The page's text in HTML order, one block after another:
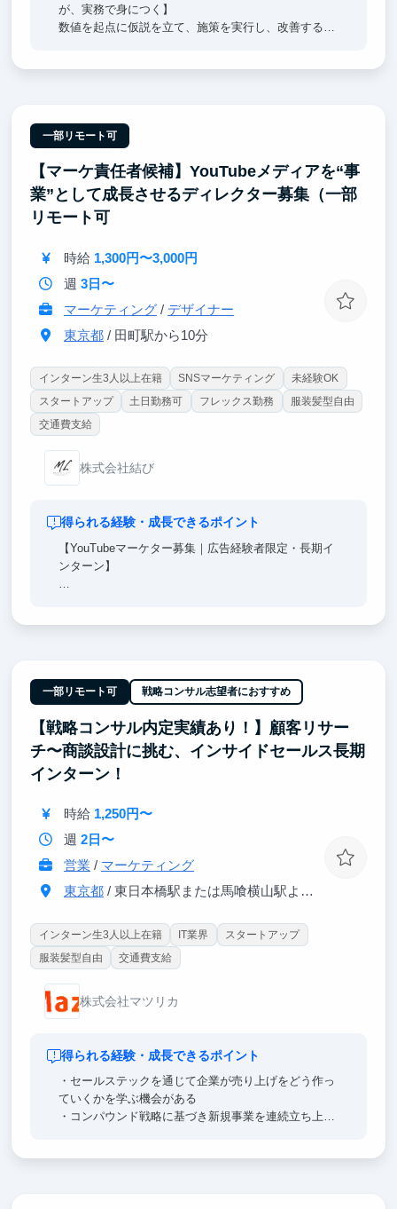
が、実務で身につく】
数値を起点に仮説を立て、施策を実行し、改善するサ
経験した代表直下】
サイバーエージェント→独立→事業売却という実績を
持つ代表から、日々の業務で直接FBを受けられる環
境です。意思決定プロセスや事業家の思考を間近で吸
収できます。
サルに内定】
実際に当社インターン経験者が、外資系戦略コンサル
に内定しています。
一部リモート可
【マーケ責任者候補】YouTubeメディアを“事
業”として成長させるディレクター募集（一部
リモート可
時給 1,300円〜3,000円
週 3日〜
マーケティング/ デザイナー
東京都/ 田町駅から10分
インターン生3人以上在籍 SNSマーケティング
未経験OK
スタートアップ
土日勤務可 フレックス勤務
服装髪型自由
交通費支給
株式会社結び
得られる経験・成長できるポイント
【YouTubeマーケター募集｜広告経験者限定・長期イ
ンターン】
人の意思決定を設計する力を磨きます。
伸びる動画構成の設計、視聴データを基にした改善、
YouTubeを起点とした事業成長までを実践。
YouTube特有の勝ちパターンを学ぶ研修も用意してお
ない、希少性の高いYouTubeマーケターとして市場価
値を高められる環境です。
一部リモート可 戦略コンサル志望者におすすめ
【戦略コンサル内定実績あり！】顧客リサー
チ〜商談設計に挑む、インサイドセールス長期
インターン！
時給 1,250円〜
週 2日〜
営業 / マーケティング
東京都/ 東日本橋駅または馬喰横山駅より徒歩3分
インターン生3人以上在籍 IT業界
スタートアップ
服装髪型自由
交通費支給
株式会社マツリカ
得られる経験・成長できるポイント
・セールステックを通じて企業が売り上げをどう作っ
ていくかを学ぶ機会がある
・コンパウンド戦略に基づき新規事業を連続立ち上げ